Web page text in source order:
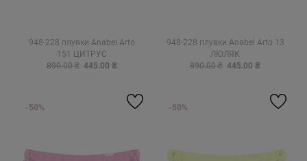
948-228 плувки Anabel Arto
151 ЦИТРУС
890.00 ₴ 445.00 ₴
948-228 плувки Anabel Arto 13
ЛЮЛЯК
890.00 ₴ 445.00 ₴
-50% -50%